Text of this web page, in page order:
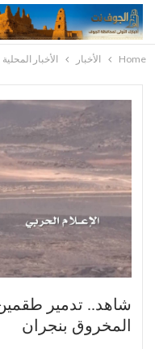
Home الأخبار الأخبار المحلية
شاهد.. تدمير
المخروق بنجران